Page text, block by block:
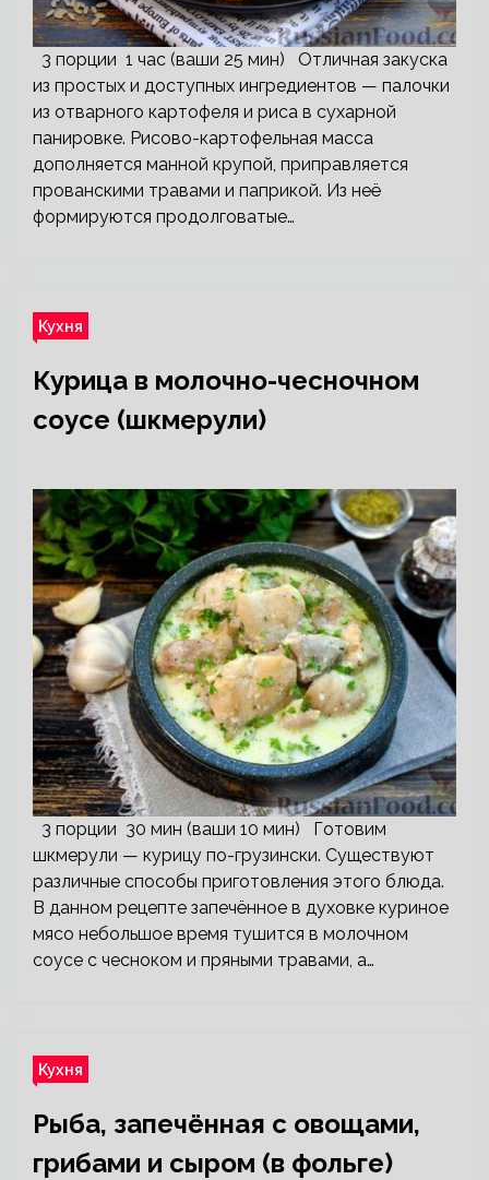
3 порции 1 час (ваши 25 мин) Отличная закуска
из простых и доступных ингредиентов — палочки
из отварного картофеля и риса в сухарной
панировке. Рисово-картофельная масса
дополняется манной крупой, приправляется
прованскими травами и паприкой. Из неё
формируются продолговатые…
Кухня
Курица в молочно-чесночном
соусе (шкмерули)
3 порции 30 мин (ваши 10 мин) Готовим
шкмерули — курицу по-грузински. Существуют
различные способы приготовления этого блюда.
В данном рецепте запечённое в духовке куриное
мясо небольшое время тушится в молочном
соусе с чесноком и пряными травами, а…
Кухня
Рыба, запечённая с овощами,
грибами и сыром (в фольге)